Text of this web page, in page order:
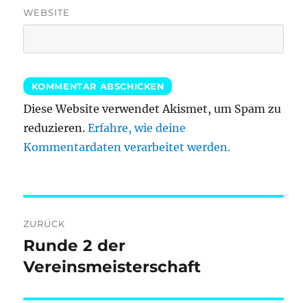
WEBSITE
Diese Website verwendet Akismet, um Spam zu
reduzieren.Erfahre, wie deine
Kommentardaten verarbeitet werden.
ZURÜCK
Vorheriger
Beitrag:
Runde 2 der
Vereinsmeisterschaft